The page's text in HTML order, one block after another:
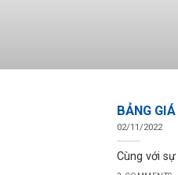
BẢNG
02/11/2022
Cùng với